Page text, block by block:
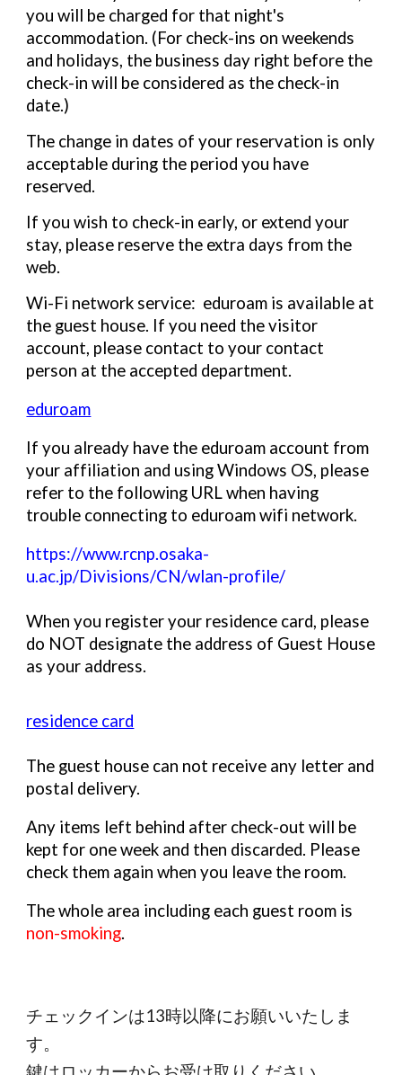
you will be charged for that night's
accommodation. (For check-ins on weekends
and holidays, the business day right before the
check-in will be considered as the check-in
date.)
The change in dates of your reservation is only
acceptable during the period you have
reserved.
If you wish to check-in early, or extend your
stay, please reserve the extra days from the
web.
Wi-Fi network service: eduroam is available at
the guest house. If you need the visitor
account, please contact to your contact
person at the accepted department.
eduroam
If you already have the eduroam account from
your affiliation and using Windows OS, please
refer to the following URL when having
trouble connecting to eduroam wifi network.
https://www.rcnp.osaka-
u.ac.jp/Divisions/CN/wlan-profile/
When you register your residence card, please
do NOT designate the address of Guest House
as your address.
residence card
The guest house can not receive any letter and
postal delivery.
Any items left behind after check-out will be
kept for one week and then discarded. Please
check them again when you leave the room.
The whole area including each guest room is
non-smoking.
チェックインは13時以降にお願いいたしま
す。